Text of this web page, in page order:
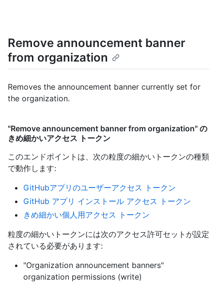
Remove announcement banner
from organization
Removes the announcement banner currently set for
the organization.
"Remove announcement banner from organization" の
きめ細かいアクセス トークン
このエンドポイントは、次の粒度の細かいトークンの種類
で動作します:
GitHubアプリのユーザーアクセス トークン
GitHub アプリ インストール アクセス トークン
きめ細かい個人用アクセス トークン
粒度の細かいトークンには次のアクセス許可セットが設定
されている必要があります:
"Organization announcement banners"
organization permissions (write)